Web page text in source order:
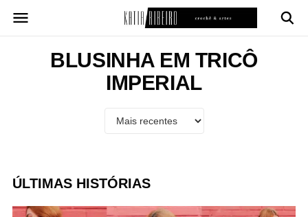
para
BLUSINHA EM TRICÔ
IMPERIAL
ÚLTIMAS HISTÓRIAS